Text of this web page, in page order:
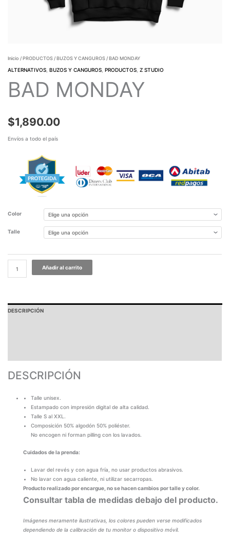
Inicio /PRODUCTOS /BUZOS Y CANGUROS / BAD MONDAY
ALTERNATIVOS ,BUZOS Y CANGUROS ,PRODUCTOS ,Z STUDIO
BAD MONDAY
$1,890.00
Envíos a todo el país
Color
Talle
Añadir al carrito
DESCRIPCIÓN
DESCRIPCIÓN
Talle unisex.
Estampado con impresión digital de alta calidad.
Talle S al XXL.
Composición 50% algodón 50% poliéster.
No encogen ni forman pilling con los lavados.
Cuidados de la prenda:
Lavar del revés y con agua fría, no usar productos abrasivos.
No lavar con agua caliente, ni utilizar secarropas.
Producto realizado por encargue, no se hacen cambios por talle y color.
Consultar tabla de medidas debajo del producto.
Imágenes meramente ilustrativas, los colores pueden verse modificados
dependiendo de la calibración de tu monitor o dispositivo móvil.